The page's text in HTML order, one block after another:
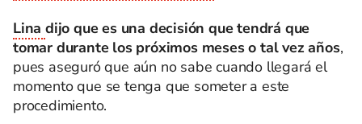
Lina dijo que es una decisión que tendrá que
tomar durante los próximos meses o tal vez años,
pues aseguró que aún no sabe cuando llegará el
momento que se tenga que someter a este
procedimiento.